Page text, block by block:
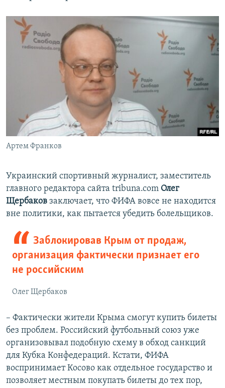
Артем Франков
Украинский спортивный журналист, заместитель
главного редактора сайта tribuna.com Олег
Щербаков заключает, что ФИФА вовсе не находится
вне политики, как пытается убедить болельщиков.
Заблокировав Крым от продаж,
организация фактически признает его
не российским
Олег Щербаков
– Фактически жители Крыма смогут купить билеты
без проблем. Российский футбольный союз уже
организовывал подобную схему в обход санкций
для Кубка Конфедераций. Кстати, ФИФА
воспринимает Косово как отдельное государство и
позволяет местным покупать билеты до тех пор,